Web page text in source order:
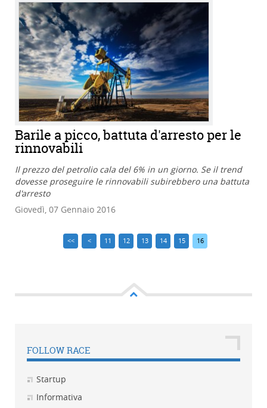
Barile a picco, battuta d'arresto per le
rinnovabili
Il prezzo del petrolio cala del 6% in un giorno. Se il trend
dovesse proseguire le rinnovabili subirebbero una battuta
d'arresto
Giovedì, 07 Gennaio 2016
<< < 11 12 13 14 15 16
FOLLOW RACE
Startup
Informativa